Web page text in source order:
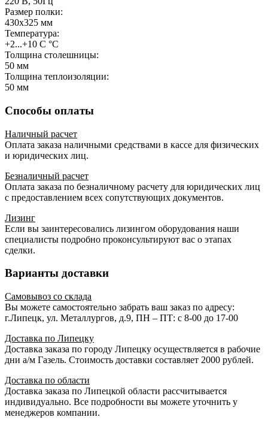
Размер полки:
430х325 мм
Температура:
+2...+10 C °С
Толщина столешницы:
50 мм
Толщина теплоизоляции:
50 мм
Способы оплаты
Наличный расчет
Оплата заказа наличными средствами в кассе для физических
и юридических лиц.
Безналичный расчет
Оплата заказа по безналичному расчету для юридических лиц
с предоставлением всех сопутствующих документов.
Лизинг
Если вы заинтересовались лизингом оборудования наши
специалисты подробно проконсультируют вас о этапах
сделки.
Варианты доставки
Самовывоз со склада
Вы можете самостоятельно забрать ваш заказ по адресу:
г.Липецк, ул. Металлургов, д.9, ПН – ПТ: с 8-00 до 17-00
Доставка по Липецку
Доставка заказа по городу Липецку осуществляется в рабочие
дни а/м Газель. Стоимость доставки составляет 2000 рублей.
Доставка по области
Доставка заказа по Липецкой области рассчитывается
индивидуально. Все подробности вы можете уточнить у
менеджеров компании.